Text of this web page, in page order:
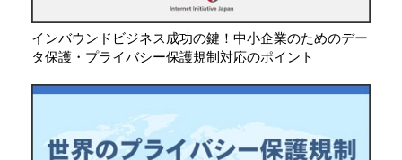
インバウンドビジネス成功の鍵！中小企業のためのデー
タ保護・プライバシー保護規制対応のポイント